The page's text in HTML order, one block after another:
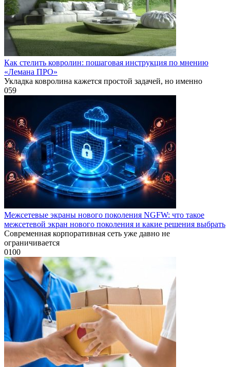
Как стелить ковролин: пошаговая инструкция по мнению
«Лемана ПРО»
Укладка ковролина кажется простой задачей, но именно
059
Межсетевые экраны нового поколения NGFW: что такое
межсетевой экран нового поколения и какие решения выбрать
Современная корпоративная сеть уже давно не
ограничивается
0100